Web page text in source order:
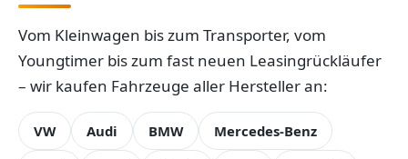
Vom Kleinwagen bis zum Transporter, vom
Youngtimer bis zum fast neuen Leasingrückläufer
– wir kaufen Fahrzeuge aller Hersteller an:
VW Audi BMW Mercedes-Benz